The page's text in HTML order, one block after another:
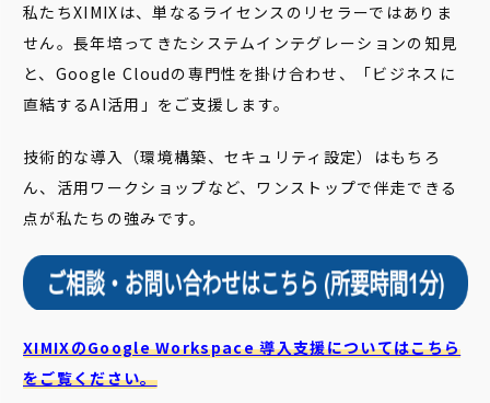
私たちXIMIXは、単なるライセンスのリセラーではありま
せん。長年培ってきたシステムインテグレーションの知見
と、Google Cloudの専門性を掛け合わせ、「ビジネスに
直結するAI活用」をご支援します。
技術的な導入（環境構築、セキュリティ設定）はもちろ
ん、活用ワークショップなど、ワンストップで伴走できる
点が私たちの強みです。
XIMIXのGoogle Workspace 導入支援についてはこちら
をご覧ください。